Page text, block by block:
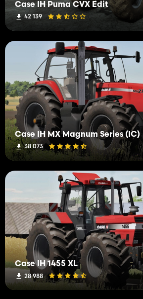
Case IH Puma CVX Edit
42 139
Case IH MX Magnum Series (IC)
38 073
Case IH 1455 XL
28 988